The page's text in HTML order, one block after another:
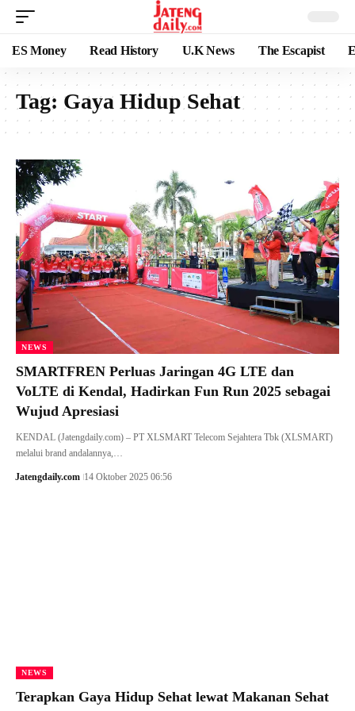
ES Money Read History U.K News The Escapist
Tag: Gaya Hidup Sehat
NEWS
SMARTFREN Perluas Jaringan 4G LTE dan
VoLTE di Kendal, Hadirkan Fun Run 2025 sebagai
Wujud Apresiasi
KENDAL (Jatengdaily.com) – PT XLSMART Telecom Sejahtera Tbk (XLSMART)
melalui brand andalannya,…
Jatengdaily.com 14 Oktober 2025 06:56
NEWS
Terapkan Gaya Hidup Sehat lewat Makanan Sehat